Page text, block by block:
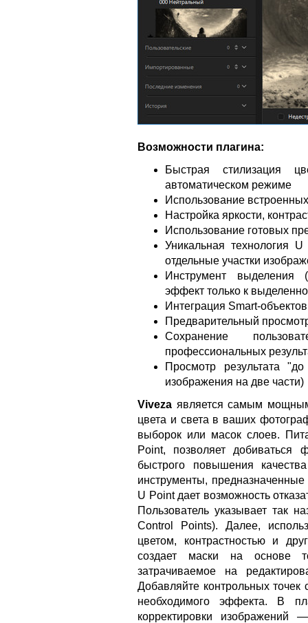
Возможности плагина:
Быстрая стилизация
автоматическом режиме
Использование
Настройка яркости,
Использование готовых
Уникальная технология
отдельные участки
Инструмент выделения
эффект только к
Интеграция Smart-
Предварительный
Сохранение
профессиональных
Просмотр результата
изображения на две части)
Viveza является самым
цвета и света в ваших
выборок или масок слоев.
Point, позволяет добиваться
быстрого повышения
инструменты,
U Point дает возможность
Пользователь указывает так
Control Points). Далее,
цветом, контрастностью и
создает маски на основе
затрачиваемое на
Добавляйте контрольных точек
необходимого эффекта. В
корректировки изображений